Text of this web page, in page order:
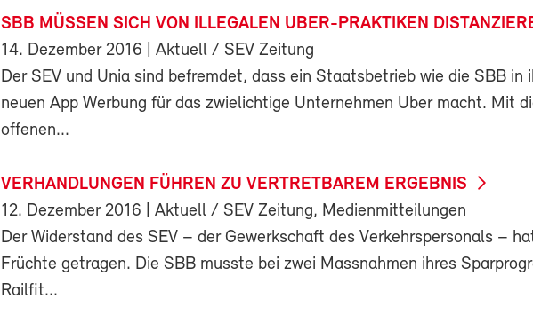
SBB MÜSSEN SICH VON ILLEGALEN UBER-PRAKTIKEN
14. Dezember 2016 | Aktuell / SEV Zeitung
Der SEV und Unia sind befremdet, dass ein Staatsbetrieb wie die SBB in
neuen App Werbung für das zwielichtige Unternehmen Uber macht. Mit
offenen...
VERHANDLUNGEN FÜHREN ZU VERTRETBAREM ERGEBNIS
12. Dezember 2016 | Aktuell / SEV Zeitung, Medienmitteilungen
Der Widerstand des SEV – der Gewerkschaft des Verkehrspersonals –
Früchte getragen. Die SBB musste bei zwei Massnahmen ihres
Railfit...